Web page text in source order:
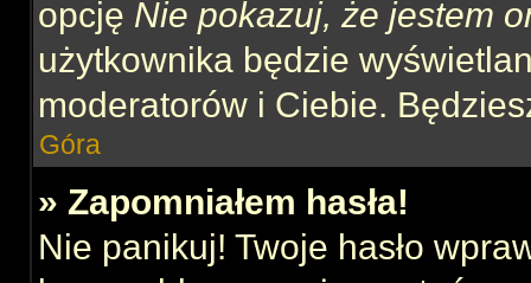
opcję Nie pokazuj, że jestem
użytkownika będzie
moderatorów i Ciebie.
Góra
» Zapomniałem hasła!
Nie panikuj! Twoje hasło